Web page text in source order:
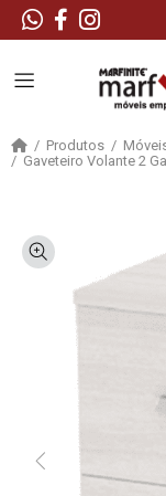
Produtos
Gaveteiro Volante 2